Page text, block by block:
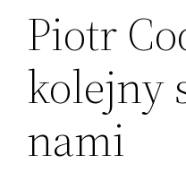
Piotr
kolejny
nami